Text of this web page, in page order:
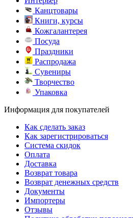
Канцтовары
Книги, курсы
Кожгалантерея
Посуда
Праздники
Распродажа
Сувениры
Творчество
Упаковка
Информация для покупателей
Как сделать заказ
Как зарегистрироваться
Система скидок
Оплата
Доставка
Возврат товара
Возврат денежных средств
Документы
Импортеры
Отзывы